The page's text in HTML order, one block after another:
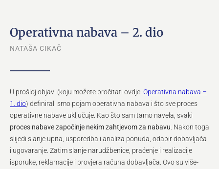
Operativna nabava – 2. dio
NATAŠA CIKAČ
U prošloj objavi (koju možete pročitati ovdje: Operativna nabava –
1. dio) definirali smo pojam operativna nabava i što sve proces
operativne nabave uključuje. Kao što sam tamo navela, svaki
proces nabave započinje nekim zahtjevom za nabavu . Nakon toga
slijedi slanje upita, usporedba i analiza ponuda, odabir dobavljača
i ugovaranje. Zatim slanje narudžbenice, praćenje i realizacije
isporuke, reklamacije i provjera računa dobavljača. Ovo su više-